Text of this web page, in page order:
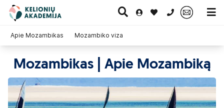
0 700 11007
minutė
Kruizai
Apie Mozambikas Mozambiko viza
Mozambikas | Apie Mozambiką